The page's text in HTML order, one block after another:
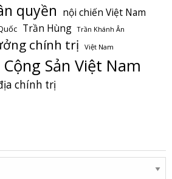
quyền nội chiến Việt Nam
Trần Hùng Trần Khánh Ân
chính trị Việt Nam
Sản Việt Nam
chính trị